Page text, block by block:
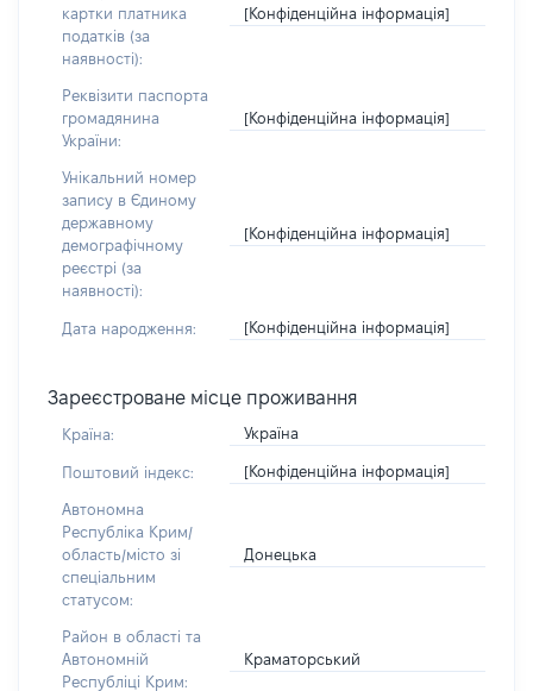
картки платника
податків (за
наявності):
[Конфіденційна інформація]
Реквізити паспорта
громадянина
України:
[Конфіденційна інформація]
Унікальний номер
запису в Єдиному
державному
демографічному
реєстрі (за
наявності):
[Конфіденційна інформація]
Дата народження: [Конфіденційна інформація]
Зареєстроване місце проживання
Країна: Україна
Поштовий індекс: [Конфіденційна інформація]
Автономна
Республіка Крим/
область/місто зі
спеціальним
статусом:
Донецька
Район в області та
Автономній
Республіці Крим:
Краматорський